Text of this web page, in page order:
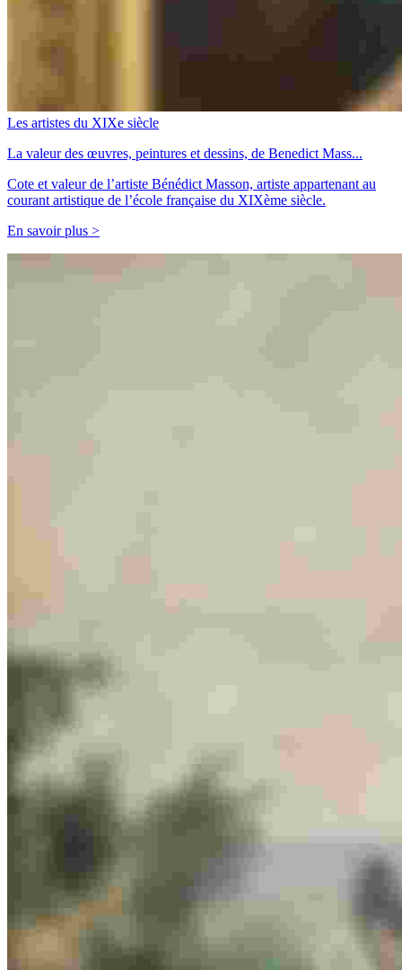
Les artistes du XIXe siècle
La valeur des œuvres, peintures et dessins, de Benedict Mass...
Cote et valeur de l’artiste Bénédict Masson, artiste appartenant au
courant artistique de l’école française du XIXème siècle.
En savoir plus >